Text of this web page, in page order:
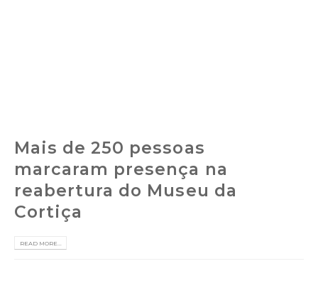
Mais de 250 pessoas
marcaram presença na
reabertura do Museu da
Cortiça
READ MORE...